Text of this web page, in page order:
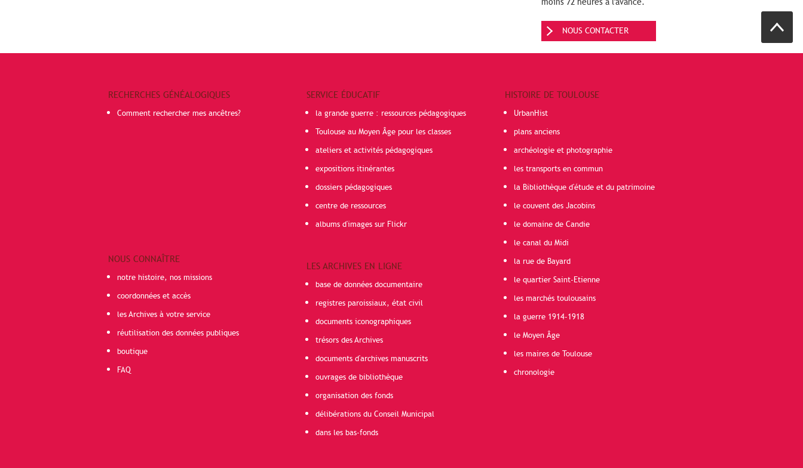
moins 72 heures à l'avance.
NOUS CONTACTER
RECHERCHES GÉNÉALOGIQUES
Comment rechercher mes ancêtres?
NOUS CONNAÎTRE
notre histoire, nos missions
coordonnées et accès
les Archives à votre service
réutilisation des données publiques
boutique
FAQ
SERVICE ÉDUCATIF
la grande guerre : ressources pédagogiques
Toulouse au Moyen Âge pour les classes
ateliers et activités pédagogiques
expositions itinérantes
dossiers pédagogiques
centre de ressources
albums d'images sur Flickr
LES ARCHIVES EN LIGNE
base de données documentaire
registres paroissiaux, état civil
documents iconographiques
trésors des Archives
documents d'archives manuscrits
ouvrages de bibliothèque
organisation des fonds
délibérations du Conseil Municipal
dans les bas-fonds
HISTOIRE DE TOULOUSE
UrbanHist
plans anciens
archéologie et photographie
les transports en commun
la Bibliothèque d'étude et du patrimoine
le couvent des Jacobins
le domaine de Candie
le canal du Midi
la rue de Bayard
le quartier Saint-Etienne
les marchés toulousains
la guerre 1914-1918
le Moyen Âge
les maires de Toulouse
chronologie